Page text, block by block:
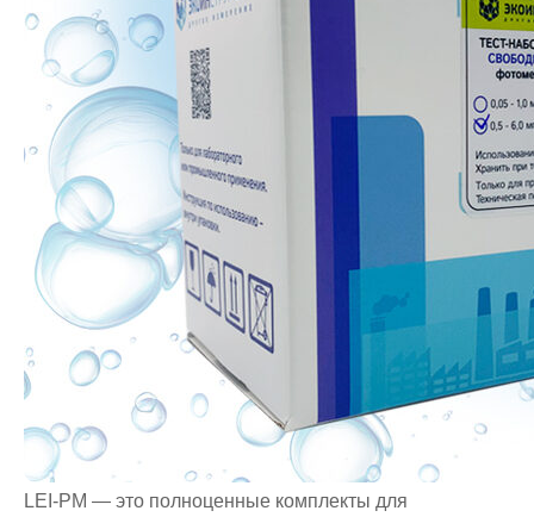
LEI-PM — это полноценные комплекты для